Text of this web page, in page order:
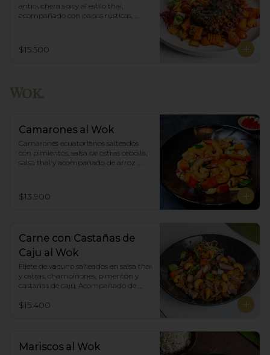
anticuchera spicy al estilo thai,
acompañado con papas rústicas,
$15.500
Camarones al Wok
Camarones ecuatorianos salteados
con pimientos, salsa de ostras cebolla,
salsa thai y acompañado de arroz
$13.900
Carne con Castañas de
Caju al Wok
Filete de vacuno salteados en salsa thai
y ostras, champiñones, pimentón y
castañas de cajú. Acompañado de
$15.400
Mariscos al Wok